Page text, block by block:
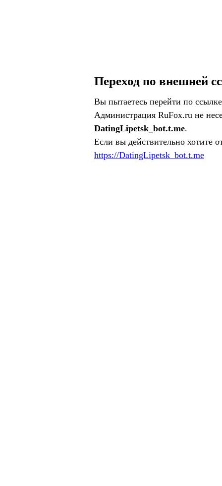
Переход по внешней
Вы пытаетесь перейти по
Администрация RuFox.ru не
DatingLipetsk_bot.t.me.
Если вы действительно хотите
https://DatingLipetsk_bot.t.me